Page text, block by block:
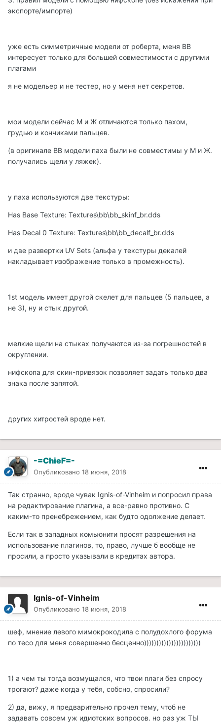
экспорте/импорте)
уже есть симметричные модели от роберта, меня ВВ
интересует только для большей совместимости с другими
плагами
я не модельер и не тестер, но у меня нет секретов.
мои модели сейчас М и Ж отличаются только пахом,
грудью и кончиками пальцев.
(в оригинале ВВ модели паха были не совместимы у М и Ж.
получались щели у ляжек).
у паха используются две текстуры:
Has Base Texture: Textures\bb\bb_skinf_br.dds
Has Decal 0 Texture: Textures\bb\bb_decalf_br.dds
и две развертки UV Sets (альфа у текстуры декалей
накладывает изображение только в промежность).
1st модель имеет другой скелет для пальцев (5 пальцев, а
не 3), ну и стык другой.
мелкие щели на стыках получаются из-за погрешностей в
округлении.
нифскопа для скин-привязок позволяет задать только два
знака после запятой.
других хитростей вроде нет.
-=ChieF=-
Опубликовано 18 июня, 2018
Так странно, вроде чувак Ignis-of-Vinheim и попросил права
на редактирование плагина, а все-равно противно. С
каким-то пренебрежением, как будто одолжение делает.
Если так в западных комьюнити просят разрешения на
использование плагинов, то, право, лучше б вообще не
просили, а просто указывали в кредитах автора.
Ignis-of-Vinheim
Опубликовано 18 июня, 2018
шеф, мнение левого мимокрокодила с полудохлого форума
по тесо для меня совершенно бесценно)))))))))))))))))))))))
1) а чем ты тогда возмущался, что твои плаги без спросу
трогают? даже когда у тебя, собсно, спросили?
2) да, вижу, я предварительно прочел тему, чтоб не
задавать совсем уж идиотских вопросов. но раз уж ТЫ